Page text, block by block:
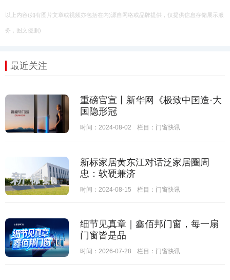
以上内容(如有图片文章或视频亦包括在内)源自网络或品牌提供，仅提供信息存储展示服
务，图文侵删)
最近关注
重磅官宣丨新华网《极致中国造·大
国隐形冠
时间：2024-08-02 栏目： 门窗快讯
新标家居黄东江对话泛家居圈周
忠：软硬兼济
时间：2024-08-15 栏目： 门窗快讯
细节见真章｜鑫佰邦门窗，每一扇
门窗皆是品
时间：2026-07-28 栏目： 门窗快讯